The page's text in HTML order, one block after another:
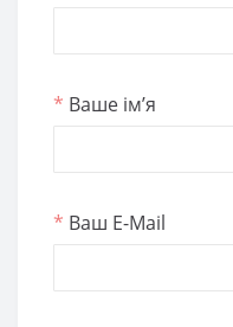
* Ваше ім’я
* Ваш E-Mail